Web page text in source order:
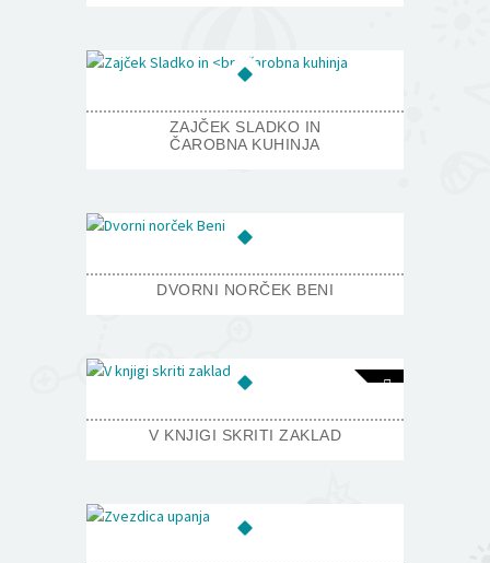
ZAJČEK SLADKO IN
ČAROBNA KUHINJA
DVORNI NORČEK BENI
V KNJIGI SKRITI ZAKLAD